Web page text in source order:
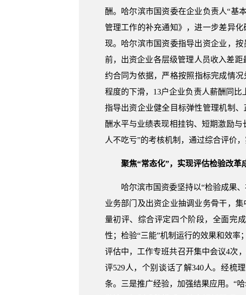
酬。哈尔滨市国资委在企业负责人“基
管理工作的补充通知》，进一步差异
现。哈尔滨市国资委指导出资企业，
前，出资企业各层级管理人员收入差
约合同为依据，严格按照指标完成情
程度的下滑，13户企业负责人薪酬同比
指导出资企业健全目标弹性管理机制
酬水平与业绩表现相挂钩、短期激励
人不吃亏”的考核机制，通过综合评价
聚焦“常态化”，实现评估检验改革
哈尔滨市国资委坚持以“检验成果
业务部门及出资企业抽调业务骨干，
量初评、综合评定四个阶段，全面完
性；检验“三能”机制运行的效果和效率
评估中，工作专班共召开集中会议4次
评529人，个别谈话了解340人。经梳
条。三是推广经验，加强结果应用。“